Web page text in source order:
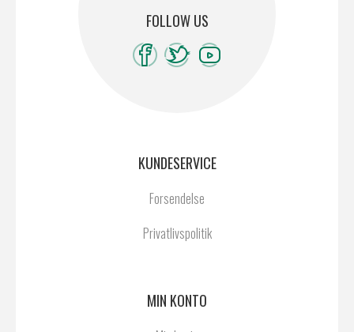
FOLLOW US
KUNDESERVICE
Forsendelse
Privatlivspolitik
MIN KONTO